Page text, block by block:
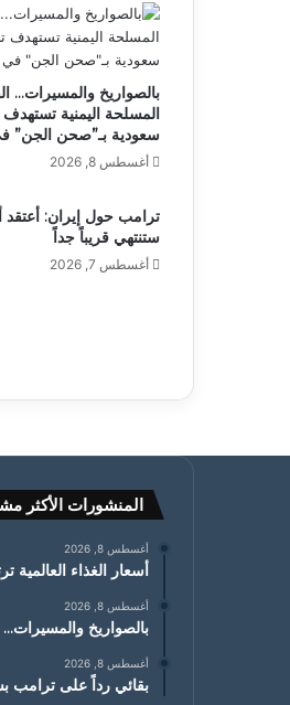
بالصواريخ والمسيرات…
المسلحة اليمنية
سعودية بـ”صحن الجن”
أغسطس 8, 2026
ترامب حول إيران:
ستنتهي قريباً جداً
أغسطس 7, 2026
المنشورات الأكثر
أغسطس 8, 2026
أسعار الغذاء العالمية
أغسطس 8, 2026
بالصواريخ
أغسطس 8, 2026
بقائي رداً على ترامب